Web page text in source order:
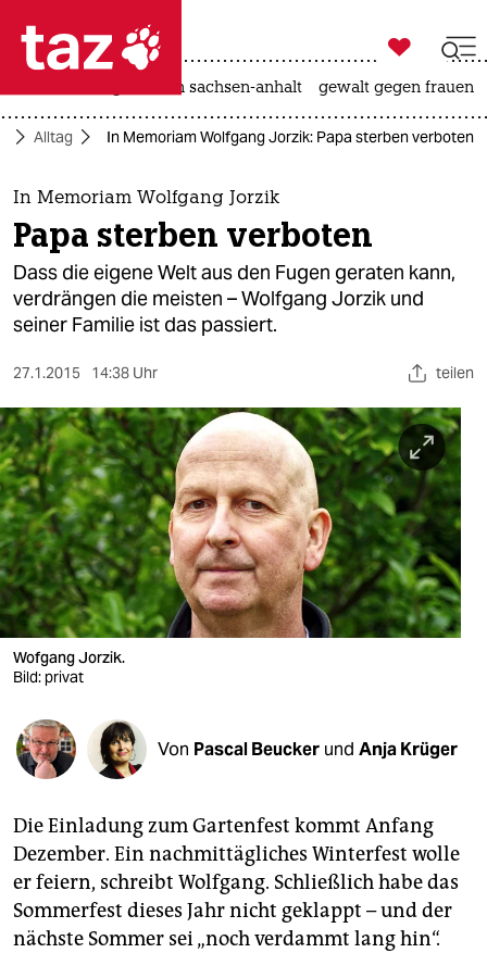
 taz zahl ich
taz zahl ich
themen
politik
öko
sport
berlin
nord
wahrheit
verlag
verlag
veranstaltungen
shop
unterstützen
abo
genossenschaft

taz zahl ich
landtagswahl in sachsen-anhalt gewalt gegen frauen
Alltag In Memoriam Wolfgang Jorzik: Papa sterben verboten
In Memoriam Wolfgang Jorzik
Papa sterben verboten
Dass die eigene Welt aus den Fugen geraten kann,
verdrängen die meisten – Wolfgang Jorzik und
seiner Familie ist das passiert.
27.1.2015 14:38 Uhr teilen
Wofgang Jorzik.
Bild: privat
Von Pascal Beucker und Anja Krüger
Die Einladung zum Gartenfest kommt Anfang
Dezember. Ein nachmittägliches Winterfest wolle
er feiern, schreibt Wolfgang. Schließlich habe das
Sommerfest dieses Jahr nicht geklappt – und der
nächste Sommer sei „noch verdammt lang hin“.